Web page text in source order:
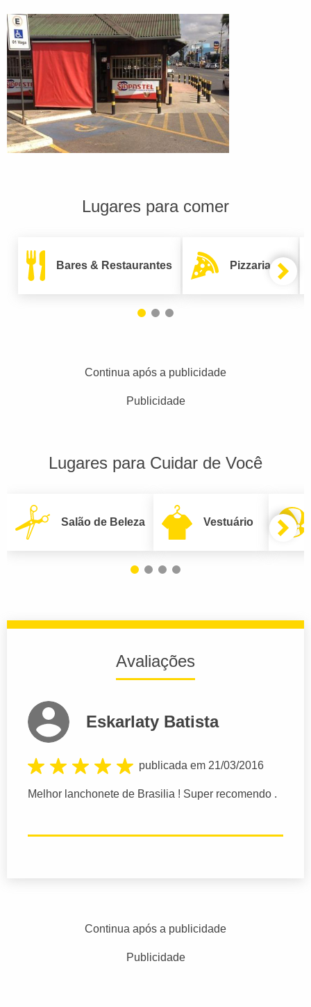
Lugares para comer
Bares & Restaurantes Pizzarias
Continua após a publicidade
Publicidade
Lugares para Cuidar de Você
Salão de Beleza Vestuário
Avaliações
Eskarlaty Batista
publicada em 21/03/2016
Melhor lanchonete de Brasilia ! Super recomendo .
Continua após a publicidade
Publicidade